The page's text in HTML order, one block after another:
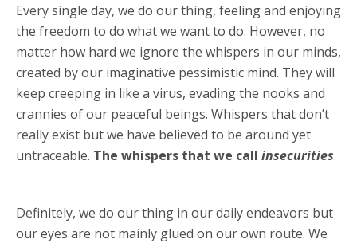
Every single day, we do our thing, feeling and enjoying
the freedom to do what we want to do. However, no
matter how hard we ignore the whispers in our minds,
created by our imaginative pessimistic mind. They will
keep creeping in like a virus, evading the nooks and
crannies of our peaceful beings. Whispers that don’t
really exist but we have believed to be around yet
untraceable. The whispers that we call insecurities.
Definitely, we do our thing in our daily endeavors but
our eyes are not mainly glued on our own route. We